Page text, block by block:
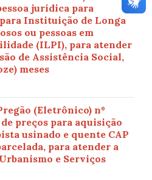
jurídica para
Instituição de Longa
ou pessoas em
(ILPI), para atender
de Assistência Social,
meses
(Eletrônico) nº
preços para aquisição
usinado e quente CAP
para atender a
e Serviços